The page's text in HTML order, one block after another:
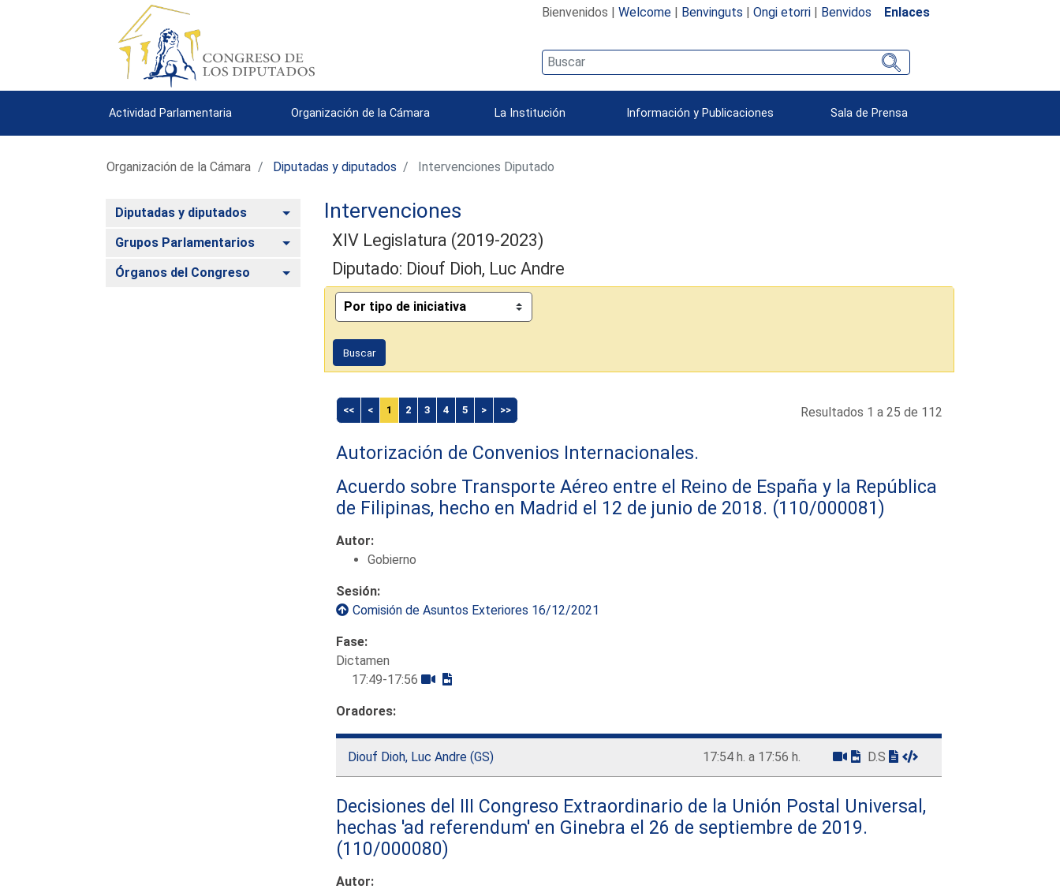
Bienvenidos | Welcome| Benvinguts | Ongi etorri| Benvidos Enlaces
Actividad Parlamentaria Organización de la Cámara La Institución Información y Publicaciones Sala de Prensa
Organización de la Cámara Diputadas y diputados Intervenciones Diputado
Diputadas y diputados Alternar
Grupos Parlamentarios Alternar
Órganos del Congreso Alternar
Intervenciones
XIV Legislatura (2019-2023)
Diputado: Diouf Dioh, Luc Andre
Buscar
<< < 1 2 3 4 5 > >> Resultados 1 a 25 de 112
Autorización de Convenios Internacionales.
Acuerdo sobre Transporte Aéreo entre el Reino de España y la República
de Filipinas, hecho en Madrid el 12 de junio de 2018. (110/000081)
Autor:
Gobierno
Sesión:
Comisión de Asuntos Exteriores 16/12/2021
Fase:
Dictamen
17:49-17:56
Oradores:
Diouf Dioh, Luc Andre (GS) 17:54 h. a 17:56 h. D.S
Decisiones del III Congreso Extraordinario de la Unión Postal Universal,
hechas 'ad referendum' en Ginebra el 26 de septiembre de 2019.
(110/000080)
Autor: